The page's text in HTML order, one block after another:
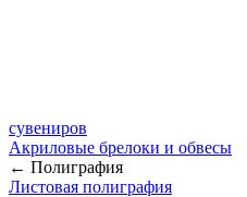
сувениров
Акриловые брелоки и обвесы
← Полиграфия
Листовая полиграфия